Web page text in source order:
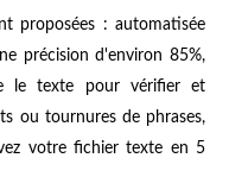
proposées : automatisée
précision d'environ 85%,
le texte pour vérifier et
ou tournures de phrases,
votre fichier texte en 5